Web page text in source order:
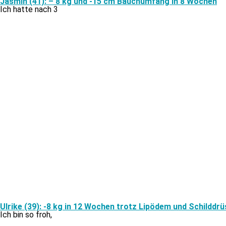
Ich hat­te nach 3
Ulrike (39): -8 kg in 12 Wochen trotz Lipödem und
Ich bin so froh,